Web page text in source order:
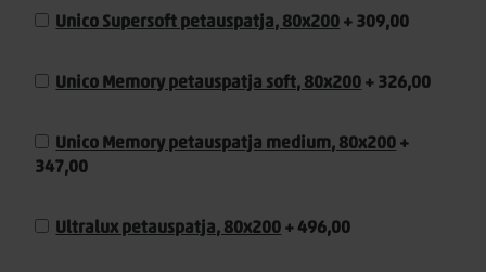
Unico Supersoft petauspatja, 80x200 + 309,00
Unico Memory petauspatja soft, 80x200 + 326,00
Unico Memory petauspatja medium, 80x200 +
347,00
Ultralux petauspatja, 80x200 + 496,00